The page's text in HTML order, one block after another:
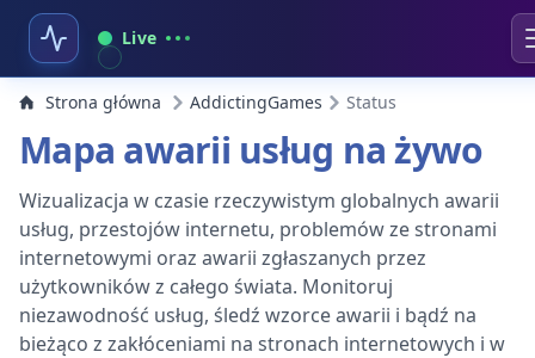
Live
Strona główna AddictingGames Status
Mapa awarii usług na żywo
Wizualizacja w czasie rzeczywistym globalnych awarii
usług, przestojów internetu, problemów ze stronami
internetowymi oraz awarii zgłaszanych przez
użytkowników z całego świata. Monitoruj
niezawodność usług, śledź wzorce awarii i bądź na
bieżąco z zakłóceniami na stronach internetowych i w